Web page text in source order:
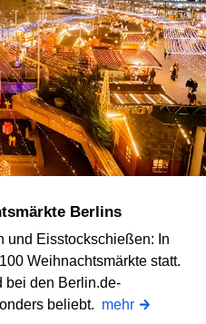
Berlins
und Eisstockschießen: In
Weihnachtsmärkte statt.
bei den Berlin.de-
beliebt. mehr